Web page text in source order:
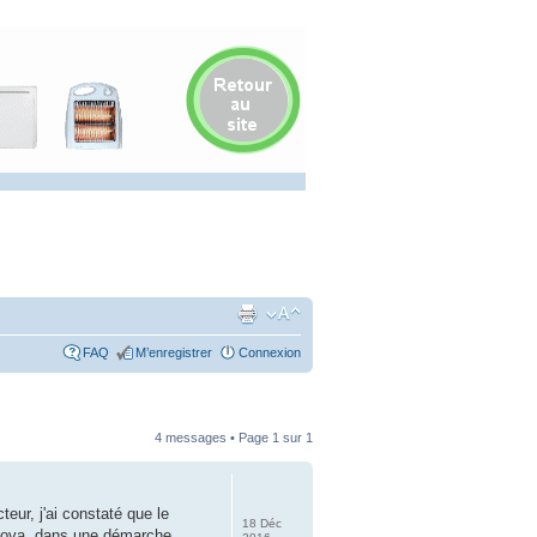
FAQ M’enregistrer Connexion
4 messages • Page 1 sur 1
j'ai constaté que le
18 Déc